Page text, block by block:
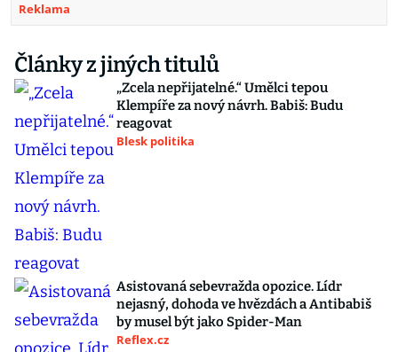
Reklama
Články z jiných titulů
„Zcela nepřijatelné.“ Umělci tepou
Klempíře za nový návrh. Babiš: Budu
reagovat
Blesk politika
Asistovaná sebevražda opozice. Lídr
nejasný, dohoda ve hvězdách a Antibabiš
by musel být jako Spider-Man
Reflex.cz